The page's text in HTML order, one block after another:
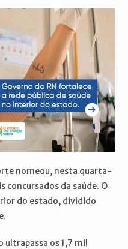
nomeou, nesta quarta-
concursados da saúde. O
do estado, dividido
ultrapassa os 1,7 mil